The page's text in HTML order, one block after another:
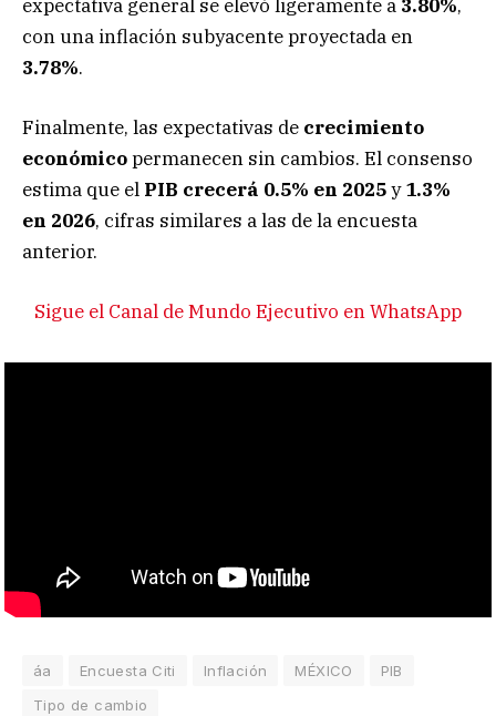
expectativa general se elevó ligeramente a 3.80%,
con una inflación subyacente proyectada en
3.78%.
Finalmente, las expectativas de crecimiento
económicopermanecen sin cambios. El consenso
estima que el PIB crecerá 0.5% en 2025y1.3%
en 2026, cifras similares a las de la encuesta
anterior.
Sigue el Canal de Mundo Ejecutivo en WhatsApp
áa Encuesta Citi Inflación MÉXICO
PIB
Tipo de cambio